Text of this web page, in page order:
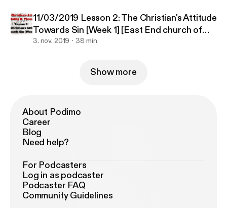
11/03/2019 Lesson 2: The Christian's Attitude
Towards Sin [Week 1] [East End church of
Christ]
3. nov. 2019 38 min
Show more
About Podimo
Career
Blog
Need help?
For Podcasters
Log in as podcaster
Podcaster FAQ
Community Guidelines